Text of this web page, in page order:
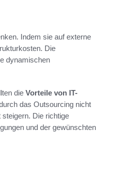
Indem sie auf externe
Die
dynamischen
die Vorteile von IT-
das Outsourcing nicht
Die richtige
und der gewünschten